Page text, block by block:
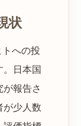
状
への投
。日本国
報告さ
が少人数